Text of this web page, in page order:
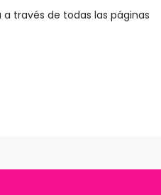
través de todas las páginas